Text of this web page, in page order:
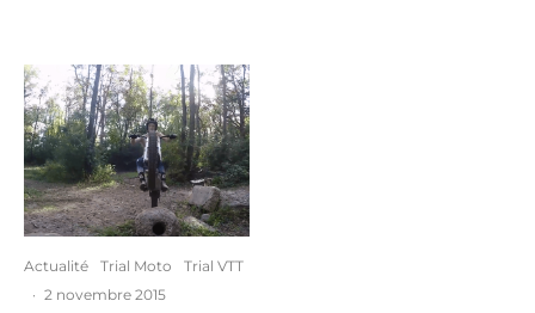
Actualité Trial Moto
Trial VTT
· 2 novembre 2015